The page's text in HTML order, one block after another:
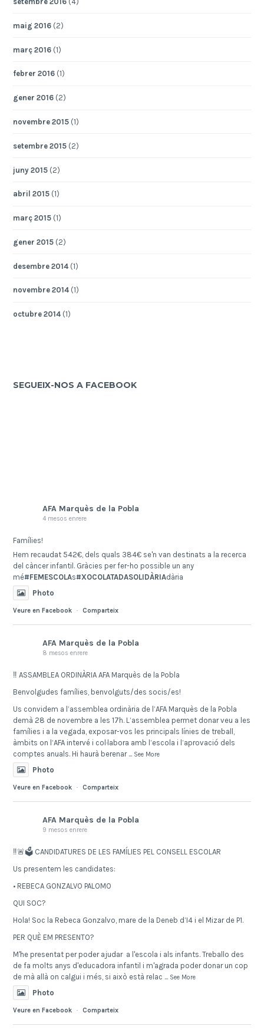
maig 2016 (2)
març 2016 (1)
febrer 2016 (1)
gener 2016 (2)
novembre 2015 (1)
setembre 2015 (2)
juny 2015 (2)
abril 2015 (1)
març 2015 (1)
gener 2015 (2)
desembre 2014 (1)
novembre 2014 (1)
octubre 2014 (1)
SEGUEIX-NOS A FACEBOOK
AFA Marquès de la Pobla
4 mesos enrere
Famílies!
Hem recaudat 542€, dels quals 384€ se'n van destinats a la recerca
del càncer infantil. Gràcies per fer-ho possible un any
mé#FEMESCOLAs#XOCOLATADASOLIDÀRIAdària
Photo
Veure en Facebook · Comparteix
AFA Marquès de la Pobla
8 mesos enrere
‼️ ASSAMBLEA ORDINÀRIA AFA Marquès de la Pobla
Benvolgudes famílies, benvolguts/des socis/es!
Us convidem a l’assemblea ordinària de l’AFA Marquès de la Pobla
demà 28 de novembre a les 17h. L’assemblea permet donar veu a les
famílies i a la vegada, exposar-vos les principals línies de treball,
àmbits on l’AFA intervé i col·labora amb l’escola i l’aprovació dels
comptes anuals. Hi haurà berenar ... See More
Photo
Veure en Facebook · Comparteix
AFA Marquès de la Pobla
9 mesos enrere
‼️🚨🗳️ CANDIDATURES DE LES FAMÍLIES PEL CONSELL ESCOLAR
Us presentem les candidates:
• REBECA GONZALVO PALOMO
QUI SOC?
Hola! Soc la Rebeca Gonzalvo, mare de la Deneb d’I4 i el Mizar de P1.
PER QUÈ EM PRESENTO?
M'he presentat per poder ajudar a l'escola i als infants. Treballo des
de fa molts anys d'educadora infantil i m'agrada poder donar un cop
de mà allà on calgui i més, si això està relac ... See More
Photo
Veure en Facebook · Comparteix